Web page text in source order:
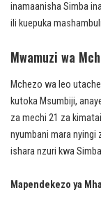
inamaanisha Simba
ili kuepuka
Mwamuzi wa
Mchezo wa leo
kutoka Msumbiji,
za mechi 21 za
nyumbani mara nyingi
ishara nzuri kwa
Mapendekezo ya